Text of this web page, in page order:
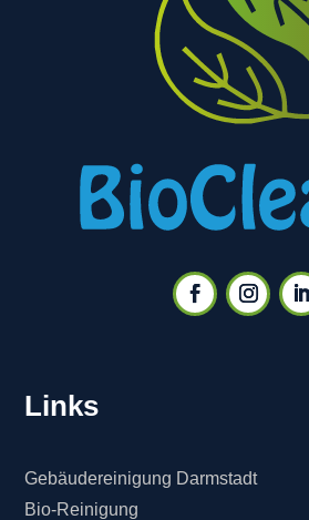
Links
Gebäudereinigung Darmstadt
Bio-Reinigung